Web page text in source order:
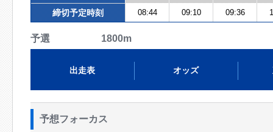
締切予定時刻 08:44 09:10 09:36
予選 1800m
出走表 オッズ
予想フォーカス